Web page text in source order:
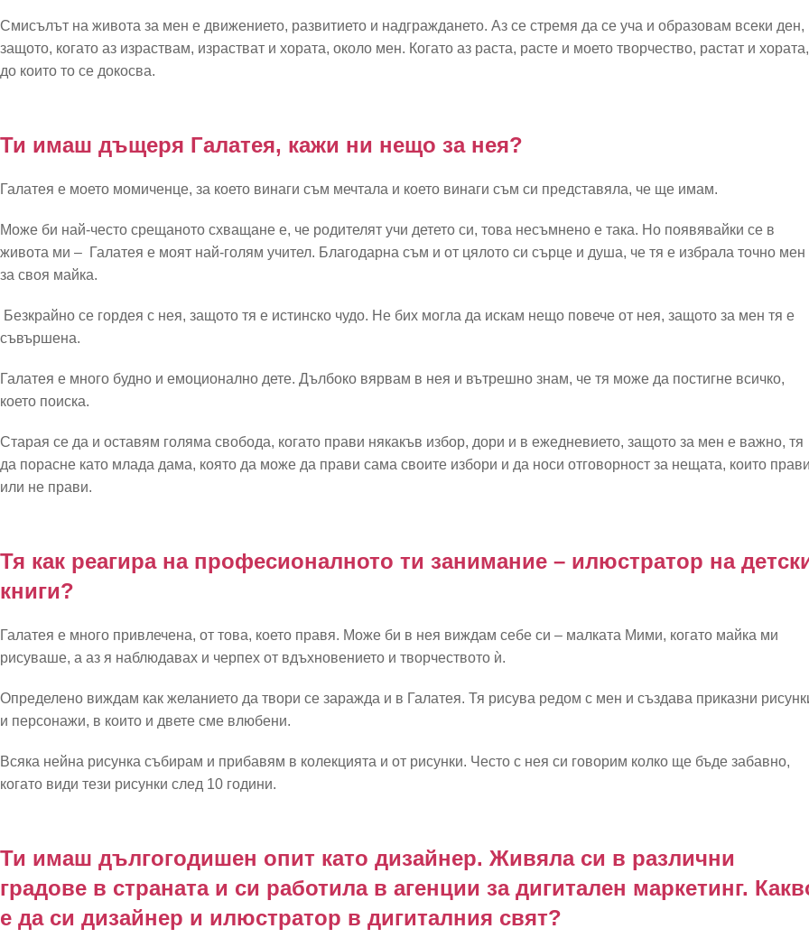
Смисълът на живота за мен е движението, развитието и надграждането. Аз се стремя да се уча и образовам всеки ден,
защото, когато аз израствам, израстват и хората, около мен. Когато аз раста, расте и моето творчество, растат и хората,
до които то се докосва.
Ти имаш дъщеря Галатея, кажи ни нещо за нея?
Галатея е моето момиченце, за което винаги съм мечтала и което винаги съм си представяла, че ще имам.
Може би най-често срещаното схващане е, че родителят учи детето си, това несъмнено е така. Но появявайки се в
живота ми – Галатея е моят най-голям учител. Благодарна съм и от цялото си сърце и душа, че тя е избрала точно мен
за своя майка.
Безкрайно се гордея с нея, защото тя е истинско чудо. Не бих могла да искам нещо повече от нея, защото за мен тя е
съвършена.
Галатея е много будно и емоционално дете. Дълбоко вярвам в нея и вътрешно знам, че тя може да постигне всичко,
което поиска.
Старая се да и оставям голяма свобода, когато прави някакъв избор, дори и в ежедневието, защото за мен е важно, тя
да порасне като млада дама, която да може да прави сама своите избори и да носи отговорност за нещата, които
или не прави.
Тя как реагира на професионалното ти занимание – илюстратор на
книги?
Галатея е много привлечена, от това, което правя. Може би в нея виждам себе си – малката Мими, когато майка ми
рисуваше, а аз я наблюдавах и черпех от вдъхновението и творчеството ѝ.
Определено виждам как желанието да твори се заражда и в Галатея. Тя рисува редом с мен и създава приказни
и персонажи, в които и двете сме влюбени.
Всяка нейна рисунка събирам и прибавям в колекцията и от рисунки. Често с нея си говорим колко ще бъде забавно,
когато види тези рисунки след 10 години.
Ти имаш дългогодишен опит като дизайнер. Живяла си в различни
градове в страната и си работила в агенции за дигитален маркетинг.
е да си дизайнер и илюстратор в дигиталния свят?